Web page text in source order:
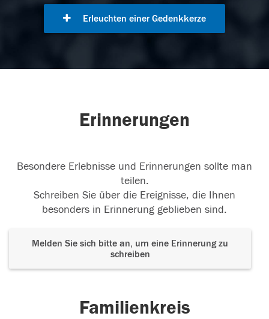
Erleuchten einer Gedenkkerze
Erinnerungen
Besondere Erlebnisse und Erinnerungen sollte man
teilen.
Schreiben Sie über die Ereignisse, die Ihnen
besonders in Erinnerung geblieben sind.
Melden Sie sich bitte an, um eine Erinnerung zu
schreiben
Familienkreis